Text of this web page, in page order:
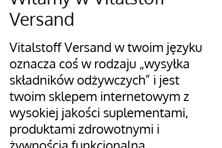
Informacje
Versand
Vitalstoff Versand w twoim języku
oznacza coś w rodzaju „wysyłka
składników odżywczych” i jest
twoim sklepem internetowym z
wysokiej jakości suplementami,
produktami zdrowotnymi i